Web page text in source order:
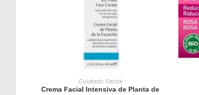
AÑADIR AL CARRITO
Cuidado Facial
Crema Facial Intensiva de Planta de